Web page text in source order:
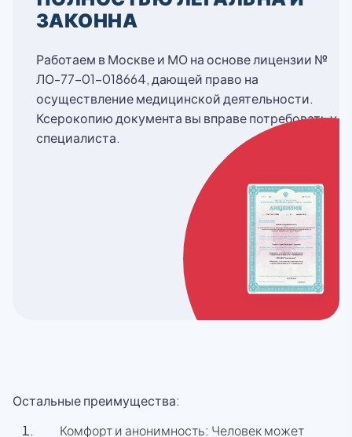
ЗАКОННА
Работаем в Москве и МО на основе лицензии №
ЛО-77-01-018664, дающей право на
осуществление медицинской деятельности.
Ксерокопию документа вы вправе потребовать у
специалиста.
Остальные преимущества:
Комфорт и анонимность: Человек может